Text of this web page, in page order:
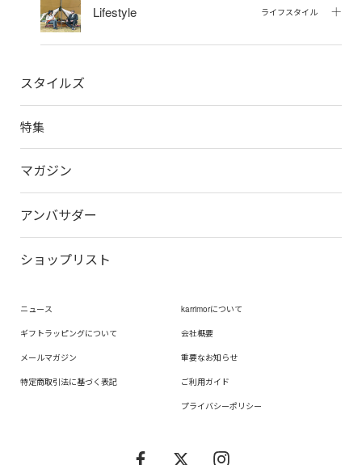
Lifestyle ライフスタイル
スタイルズ
特集
マガジン
アンバサダー
ショップリスト
ニュース
ギフトラッピングについて
メールマガジン
特定商取引法に基づく表記
karrimorについて
会社概要
重要なお知らせ
ご利用ガイド
プライバシーポリシー